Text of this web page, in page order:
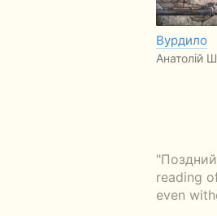
Вурдило
Анатолій
reading
even